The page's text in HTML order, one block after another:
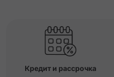
Кредит и рассрочка